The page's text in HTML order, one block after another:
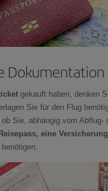
Dokumentation
gekauft haben, denken
Sie für den Flug
Sie, abhängig vom Abflug-
eine Versicherung